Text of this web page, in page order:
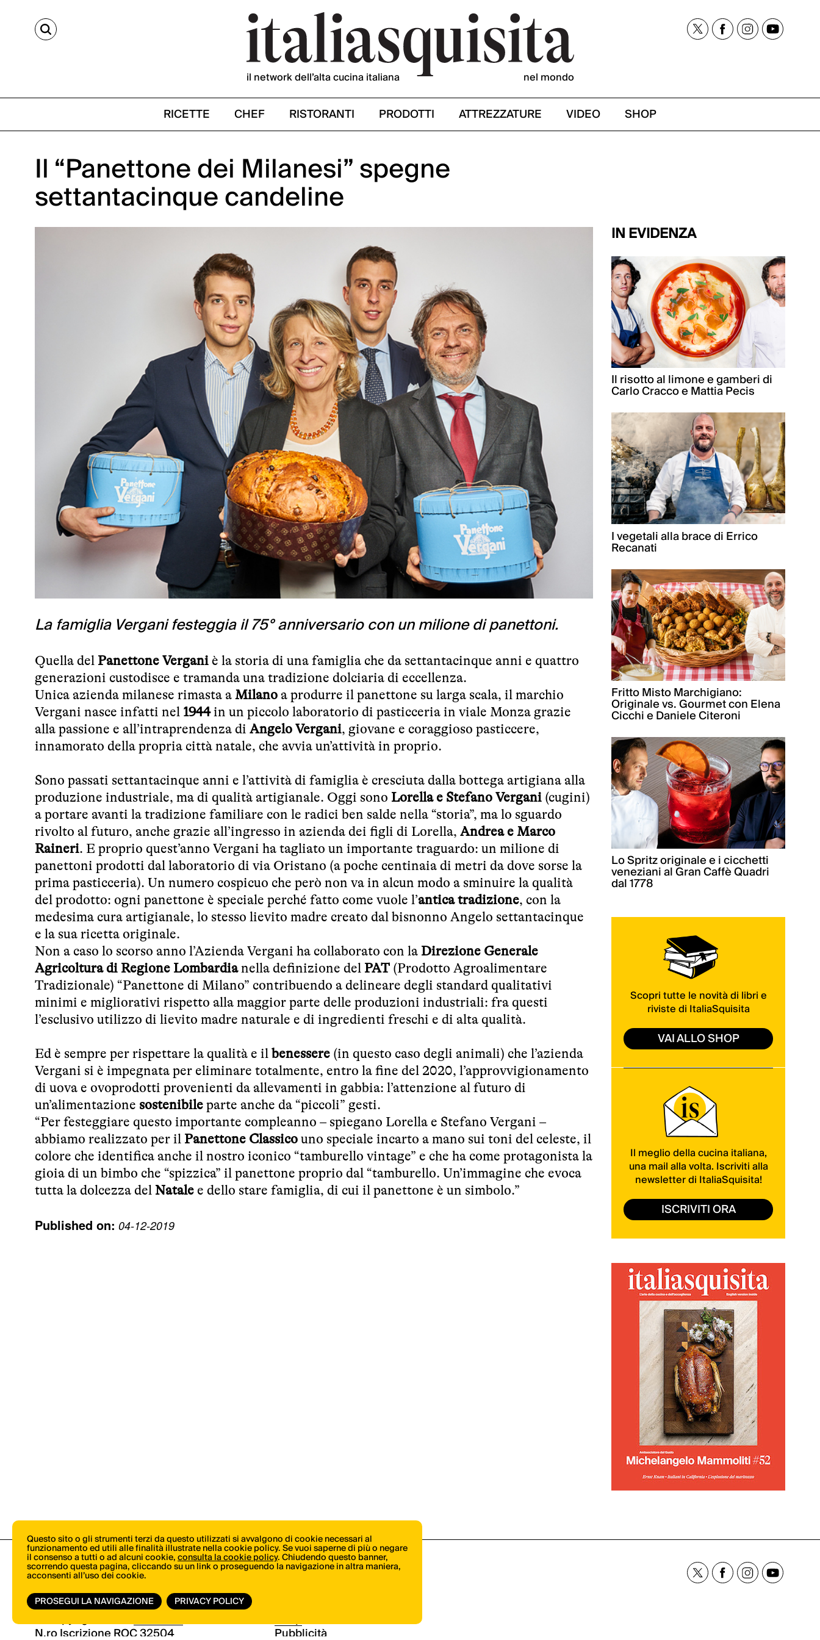
CERCA
il network dell’alta cucina italiana nel mondo
RICETTE CHEF RISTORANTI PRODOTTI ATTREZZATURE VIDEO SHOP
Il “Panettone dei Milanesi” spegne
settantacinque candeline
La famiglia Vergani festeggia il 75° anniversario con un milione di panettoni.
Quella del Panettone Vergani è la storia di una famiglia che da settantacinque anni e quattro
generazioni custodisce e tramanda una tradizione dolciaria di eccellenza.
Unica azienda milanese rimasta a Milano a produrre il panettone su larga scala, il marchio
Vergani nasce infatti nel 1944in un piccolo laboratorio di pasticceria in viale Monza grazie
alla passione e all’intraprendenza di Angelo Vergani, giovane e coraggioso pasticcere,
innamorato della propria città natale, che avvia un’attività in proprio.
Sono passati settantacinque anni e l’attività di famiglia è cresciuta dalla bottega artigiana alla
produzione industriale, ma di qualità artigianale. Oggi sono Lorella e Stefano Vergani (cugini)
a portare avanti la tradizione familiare con le radici ben salde nella “storia”, ma lo sguardo
rivolto al futuro, anche grazie all’ingresso in azienda dei figli di Lorella, Andrea e Marco
Raineri. E proprio quest’anno Vergani ha tagliato un importante traguardo: un milione di
panettoni prodotti dal laboratorio di via Oristano (a poche centinaia di metri da dove sorse la
prima pasticceria). Un numero cospicuo che però non va in alcun modo a sminuire la qualità
del prodotto: ogni panettone è speciale perché fatto come vuole l’antica tradizione, con la
medesima cura artigianale, lo stesso lievito madre creato dal bisnonno Angelo settantacinque
e la sua ricetta originale.
Non a caso lo scorso anno l’Azienda Vergani ha collaborato con la Direzione Generale
Agricoltura di Regione Lombardianella definizione del PAT (Prodotto Agroalimentare
Tradizionale) “Panettone di Milano” contribuendo a delineare degli standard qualitativi
minimi e migliorativi rispetto alla maggior parte delle produzioni industriali: fra questi
l’esclusivo utilizzo di lievito madre naturale e di ingredienti freschi e di alta qualità.
Ed è sempre per rispettare la qualità e il benessere (in questo caso degli animali) che l’azienda
Vergani si è impegnata per eliminare totalmente, entro la fine del 2020, l’approvvigionamento
di uova e ovoprodotti provenienti da allevamenti in gabbia: l’attenzione al futuro di
un’alimentazione sostenibile parte anche da “piccoli” gesti.
“Per festeggiare questo importante compleanno – spiegano Lorella e Stefano Vergani –
abbiamo realizzato per il Panettone Classico uno speciale incarto a mano sui toni del celeste, il
colore che identifica anche il nostro iconico “tamburello vintage” e che ha come protagonista la
gioia di un bimbo che “spizzica” il panettone proprio dal “tamburello. Un’immagine che evoca
tutta la dolcezza del Natale e dello stare famiglia, di cui il panettone è un simbolo.”
Published on: 04-12-2019
IN EVIDENZA
Il risotto al limone e gamberi di
Carlo Cracco e Mattia Pecis
I vegetali alla brace di Errico
Recanati
Fritto Misto Marchigiano:
Originale vs. Gourmet con Elena
Cicchi e Daniele Citeroni
Lo Spritz originale e i cicchetti
veneziani al Gran Caffè Quadri
dal 1778
Scopri tutte le novità di libri e
riviste di ItaliaSquisita
VAI ALLO SHOP
Il meglio della cucina italiana,
una mail alla volta. Iscriviti alla
newsletter di ItaliaSquisita!
ISCRIVITI ORA
© Copyright 2026.Vertical.it
N.ro Iscrizione ROC 32504
Shop
Pubblicità
Questo sito o gli strumenti terzi da questo utilizzati si avvalgono di cookie necessari al
funzionamento ed utili alle finalità illustrate nella cookie policy. Se vuoi saperne di più o negare
il consenso a tutti o ad alcuni cookie,consulta la cookie policy. Chiudendo questo banner,
scorrendo questa pagina, cliccando su un link o proseguendo la navigazione in altra maniera,
acconsenti all’uso dei cookie.
PROSEGUI LA NAVIGAZIONE
PRIVACY POLICY